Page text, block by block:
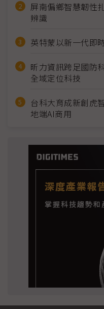
屏南偏鄉智慧韌性
辨識
英特蒙以新一代即
昕力資訊跨足國防
全域定位科技
台科大育成新創虎
地端AI商用